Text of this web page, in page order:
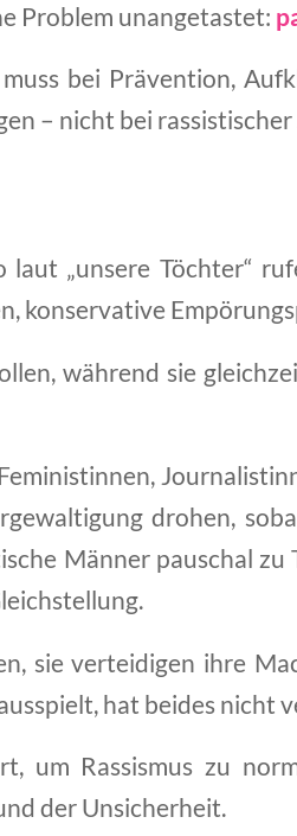
Problem unangetastet:
bei Prävention,
– nicht bei rassistischer
„unsere Töchter“
konservative
während sie
drohen,
Männer pauschal zu
sie verteidigen ihre
hat beides nicht
um Rassismus zu
der Unsicherheit.